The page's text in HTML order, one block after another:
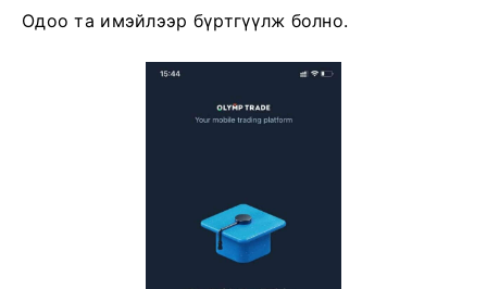
Одоо та имэйлээр бүртгүүлж болно.